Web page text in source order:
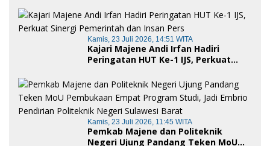
Kamis, 23 Juli 2026, 14:51 WITA
Kajari Majene Andi Irfan Hadiri
Peringatan HUT Ke-1 IJS, Perkuat
Kamis, 23 Juli 2026, 11:45 WITA
Pemkab Majene dan Politeknik
Negeri Ujung Pandang Teken MoU